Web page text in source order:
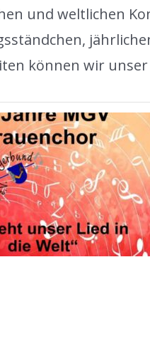
und weltlichen
können wir